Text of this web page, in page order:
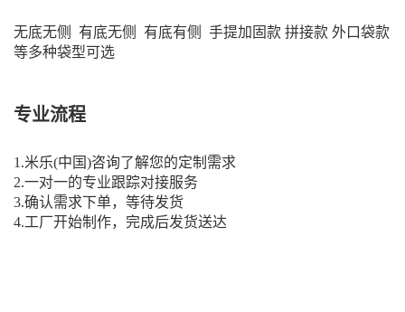
无底无侧 有底无侧 有底有侧 手提加固款 拼接款 外口袋款
等多种袋型可选
专业流程
1.米乐(中国)咨询了解您的定制需求
2.一对一的专业跟踪对接服务
3.确认需求下单，等待发货
4.工厂开始制作，完成后发货送达